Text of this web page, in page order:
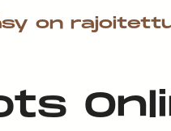
on